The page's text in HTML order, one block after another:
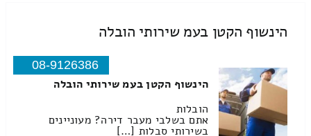
הינשוף הקטן בעמ שירותי הובלה
08-9126386
הינשוף הקטן בעמ שירותי הובלה
הובלות
אתם בשלבי מעבר דירה? מעוניינים
בשירותי סבלות […]